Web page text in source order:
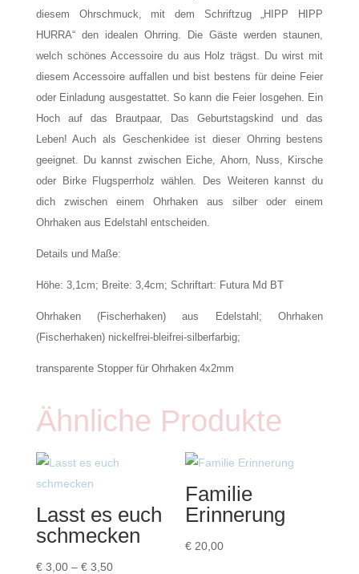
diesem Ohrschmuck, mit dem Schriftzug „HIPP HIPP
HURRA“ den idealen Ohrring. Die Gäste werden staunen,
welch schönes Accessoire du aus Holz trägst. Du wirst mit
diesem Accessoire auffallen und bist bestens für deine Feier
oder Einladung ausgestattet. So kann die Feier losgehen. Ein
Hoch auf das Brautpaar, Das Geburtstagskind und das
Leben! Auch als Geschenkidee ist dieser Ohrring bestens
geeignet. Du kannst zwischen Eiche, Ahorn, Nuss, Kirsche
oder Birke Flugsperrholz wählen. Des Weiteren kannst du
dich zwischen einem Ohrhaken aus silber oder einem
Ohrhaken aus Edelstahl entscheiden.
Details und Maße:
Höhe: 3,1cm; Breite: 3,4cm; Schriftart: Futura Md BT
Ohrhaken (Fischerhaken) aus Edelstahl; Ohrhaken
(Fischerhaken) nickelfrei-bleifrei-silberfarbig;
transparente Stopper für Ohrhaken 4x2mm
Ähnliche Produkte
Lasst es euch
schmecken
€3,00 – €3,50Preisspanne:
Familie
Erinnerung
€ 20,00